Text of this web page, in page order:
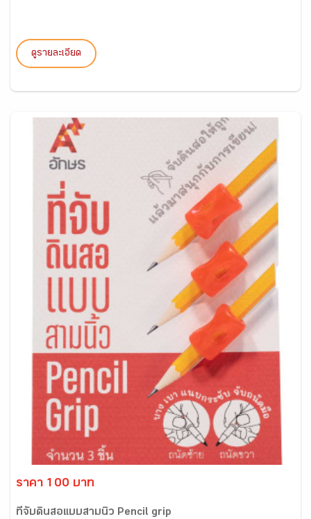
ดูรายละเอียด
ราคา 100 บาท
ที่จับดินสอแบบสามนิ้ว Pencil grip